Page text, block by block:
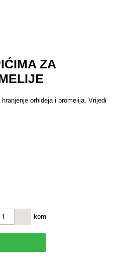
ZA
orhideja i bromelija. Vrijedi
kom